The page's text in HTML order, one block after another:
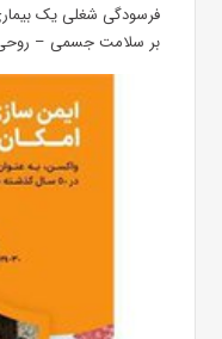
فرسودگی شغلی یک
بر سلامت جسمی – روحی